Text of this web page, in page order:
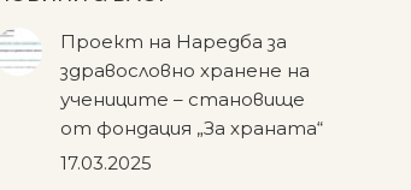
Проект на Наредба за
здравословно хранене на
учениците – становище
от фондация „За храната“
17.03.2025